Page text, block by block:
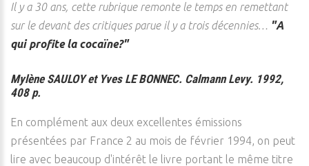
Il y a 30 ans, cette rubrique remonte le temps en remettant
sur le devant des critiques parue il y a trois décennies… "A
qui profite la cocaïne?"
Mylène SAULOY et Yves LE BONNEC. Calmann Levy. 1992,
408 p.
En complément aux deux excellentes émissions
présentées par France 2 au mois de février 1994, on peut
lire avec beaucoup d'intérêt le livre portant le même titre